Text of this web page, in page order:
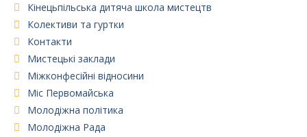
Кінецьпільська дитяча школа мистецтв
Колективи та гуртки
Контакти
Мистецькі заклади
Міжконфесійні відносини
Міс Первомайська
Молодіжна політика
Молодіжна Рада